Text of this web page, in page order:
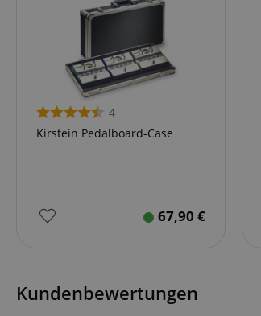
4
Kirstein Pedalboard-Case
67,90 €
Kundenbewertungen